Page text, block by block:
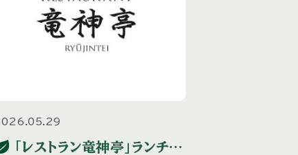
「レストラン竜神亭」ランチ・